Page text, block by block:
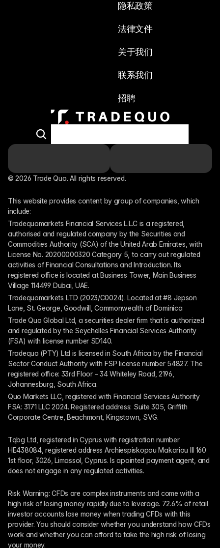
隐私政策
法律文件
关于我们
联系我们
招聘
© 2026 Trade Quo. All rights reserved.
This website provides content by group of companies, which
include:
Tradequomarkets Financial Services L.L.C is a registered,
authorised and regulated company by the Securities and
Commodities Authority (SCA) of the United Arab Emirates, with
License No. 20200000320 Category 5, to carry out regulated
activities of Financial Consultations and Introduction. Its
registered office is located at Business Tower, Main Business
Village 114499 Dubai, UAE.
Tradequomarkets LTD (2023/C0024). Located at #8 Jepson
Lane, St. George, Goodwill, Commonwealth of Dominica
Trade Quo Global Ltd, a securities dealer firm that is authorized
and regulated by the Seychelles Financial Services Authority
(FSA) with license number SD140.
Tradequo (PTY) Ltd is licensed in South Africa by the Financial
Sector Conduct Authority with FSP license number 54827. The
registered office: 33rd Floor – 34 Whiteley Road, 2196,
Johannesburg, South Africa.
Quo Markets LLC, registered with Financial Services Authority
FSA: 3171 LLC 2024. Registered address: Suite 305, Griffith
Corporate Centre, Beachmont, Kingstown, SVG.
Tqbg Ltd, registered in Cyprus with registration number
HE438084, registered address Archiespiskopou Makariou III 160
1st floor, 3026, Limassol, Cyprus. Is apointed payment agent, and
does not engage in any regulated activities.
Risk Warning: CFDs are complex instruments and come with a
high risk of losing money rapidly due to leverage. 72.6% of retail
investor accounts lose money when trading CFDs with this
provider. You should consider whether you understand how CFDs
work and whether you can afford to take the high risk of losing
your money.